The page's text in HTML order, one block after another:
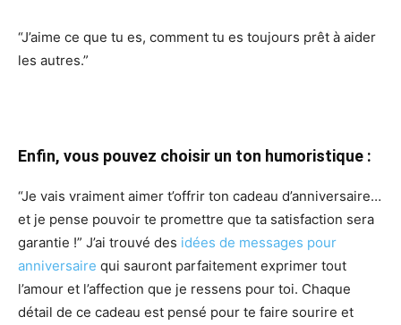
“J’aime ce que tu es, comment tu es toujours prêt à aider
les autres.”
Enfin, vous pouvez choisir un ton humoristique :
“Je vais vraiment aimer t’offrir ton cadeau d’anniversaire…
et je pense pouvoir te promettre que ta satisfaction sera
garantie !” J’ai trouvé des idées de messages pour
anniversaire qui sauront parfaitement exprimer tout
l’amour et l’affection que je ressens pour toi. Chaque
détail de ce cadeau est pensé pour te faire sourire et